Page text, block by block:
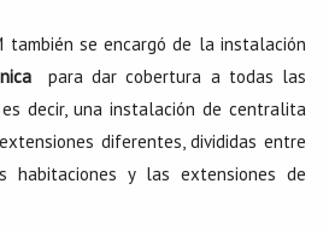
también se encargó de la instalación
para dar cobertura a todas las
decir, una instalación de centralita
diferentes, divididas entre
habitaciones y las extensiones de